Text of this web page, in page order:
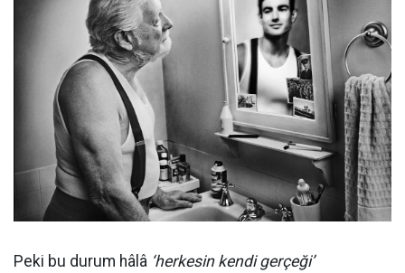
Peki bu durum hâlâ ‘herkesin kendi gerçeği’